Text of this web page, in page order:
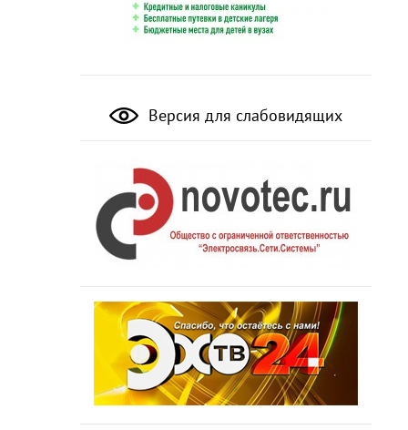
Версия для слабовидящих